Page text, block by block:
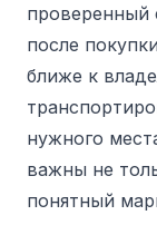
проверенный
после
ближе к
нужного
важны не
понятный